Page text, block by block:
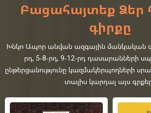
Բացահայտեք Ձեր
գիրքը
Խնկո Ապոր անվան ազգային մանկական
րդ, 5-8-րդ, 9-12-րդ դասարանների
ընթերցանությունը կազմակերպողների
տալիս կարդալ այս